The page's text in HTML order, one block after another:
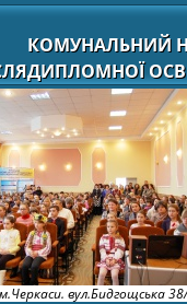
КОМУНАЛЬНИЙ
вул.Бидгощська